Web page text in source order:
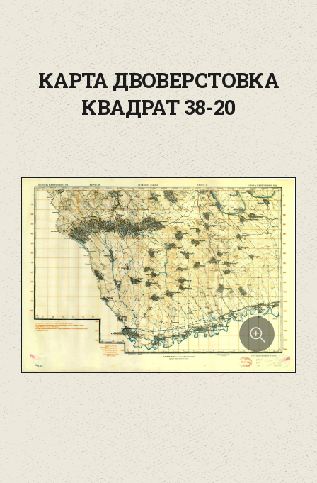
КАРТА ДВОВЕРСТОВКА
КВАДРАТ 38-20